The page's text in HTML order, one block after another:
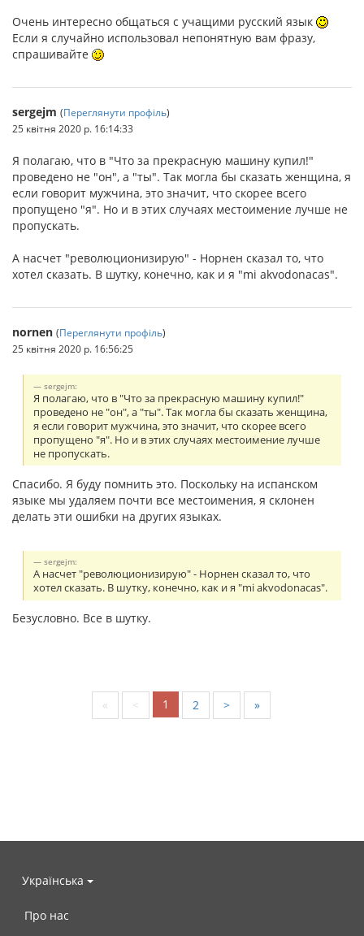
Очень интересно общаться с учащими русский язык
Если я случайно использовал непонятную вам фразу,
спрашивайте
sergejm (Переглянути профіль)
25 квітня 2020 р. 16:14:33
Я полагаю, что в "Что за прекрасную машину купил!"
проведено не "он", а "ты". Так могла бы сказать женщина, я
если говорит мужчина, это значит, что скорее всего
пропущено "я". Но и в этих случаях местоимение лучше не
пропускать.
А насчет "революционизирую" - Норнен сказал то, что
хотел сказать. В шутку, конечно, как и я "mi akvodonacas".
nornen (Переглянути профіль)
25 квітня 2020 р. 16:56:25
sergejm:
Я полагаю, что в "Что за прекрасную машину купил!"
проведено не "он", а "ты". Так могла бы сказать женщина,
я если говорит мужчина, это значит, что скорее всего
пропущено "я". Но и в этих случаях местоимение лучше
не пропускать.
Спасибо. Я буду помнить это. Поскольку на испанском
языке мы удаляем почти все местоимения, я склонен
делать эти ошибки на других языках.
sergejm:
А насчет "революционизирую" - Норнен сказал то, что
хотел сказать. В шутку, конечно, как и я "mi akvodonacas".
Безусловно. Все в шутку.
« < 1 2 > »
Українська
Про нас